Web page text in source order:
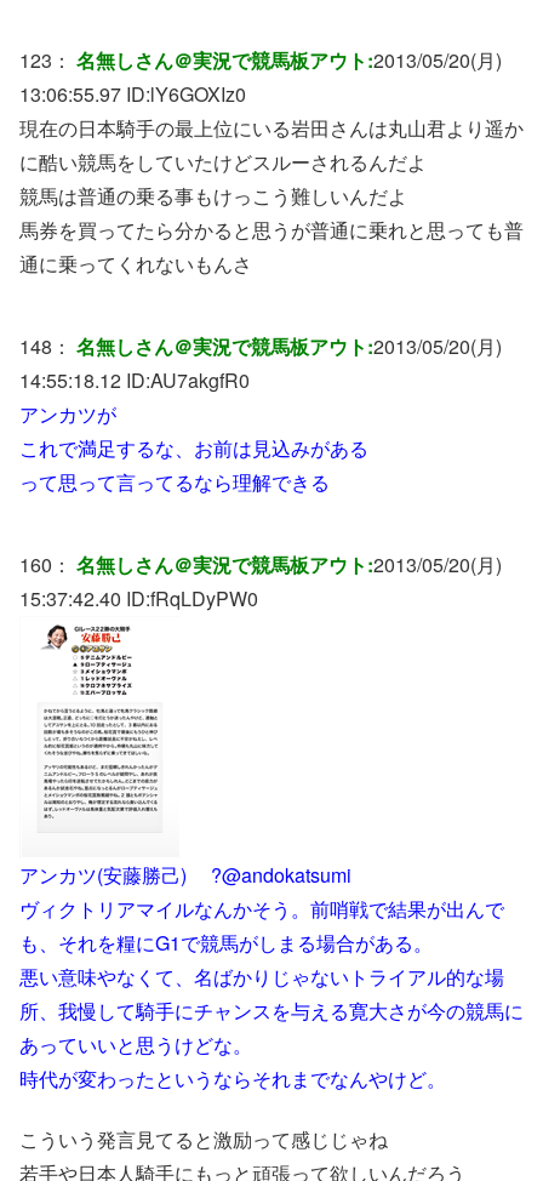
123： 名無しさん＠実況で競馬板アウト:2013/05/20(月)
13:06:55.97 ID:lY6GOXIz0
現在の日本騎手の最上位にいる岩田さんは丸山君より遥か
に酷い競馬をしていたけどスルーされるんだよ
競馬は普通の乗る事もけっこう難しいんだよ
馬券を買ってたら分かると思うが普通に乗れと思っても普
通に乗ってくれないもんさ
148： 名無しさん＠実況で競馬板アウト:2013/05/20(月)
14:55:18.12 ID:AU7akgfR0
アンカツが
これで満足するな、お前は見込みがある
って思って言ってるなら理解できる
160： 名無しさん＠実況で競馬板アウト:2013/05/20(月)
15:37:42.40 ID:fRqLDyPW0
アンカツ(安藤勝己) ?@andokatsumi
ヴィクトリアマイルなんかそう。前哨戦で結果が出んで
も、それを糧にG1で競馬がしまる場合がある。
悪い意味やなくて、名ばかりじゃないトライアル的な場
所、我慢して騎手にチャンスを与える寛大さが今の競馬に
あっていいと思うけどな。
時代が変わったというならそれまでなんやけど。
こういう発言見てると激励って感じじゃね
若手や日本人騎手にもっと頑張って欲しいんだろう